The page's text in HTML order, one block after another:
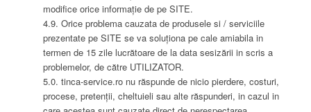
modifice orice informație de pe SITE.
4.9. Orice problema cauzata de produsele si / serviciile
prezentate pe SITE se va soluționa pe cale amiabila in
termen de 15 zile lucrătoare de la data sesizării in scris a
problemelor, de către UTILIZATOR.
5.0. tinca-service.ro nu răspunde de nicio pierdere, costuri,
procese, pretenții, cheltuieli sau alte răspunderi, in cazul in